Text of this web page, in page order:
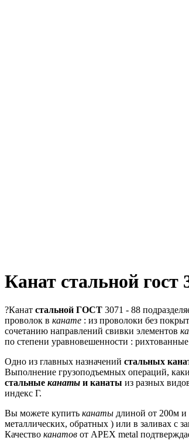
Канат стальной гост
?Канат стальной ГОСТ 3071 - 88
проволок в канате : из проволоки без
сочетанию направлений свивки элементов
по степени уравновешенности :
Одно из главных назначений стальных
Выполнение грузоподъемных операций,
стальные канаты и канаты из разных
индекс Г.
Вы можете купить канаты длиной от 200м
металлических, обратных ) или в заливах с
Качество канатов от АРЕХ metal